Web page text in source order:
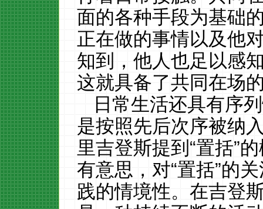
面的各种手段为基础
正在做的事情以及他
知到，他人也足以感
这就具备了共同在场
日常生活还具有序
是按照先后次序被纳
里吉登斯提到“置括”
有意思，对“置括”的
践的情境性。在吉登